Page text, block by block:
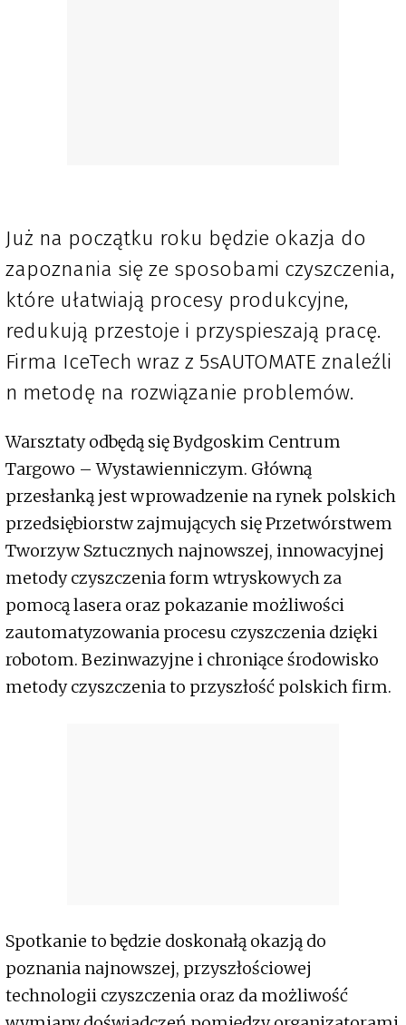
Już na początku roku będzie okazja do
zapoznania się ze sposobami czyszczenia,
które ułatwiają procesy produkcyjne,
redukują przestoje i przyspieszają pracę.
Firma IceTech wraz z 5sAUTOMATE znaleźli
n metodę na rozwiązanie problemów.
Warsztaty odbędą się Bydgoskim Centrum
Targowo – Wystawienniczym. Główną
przesłanką jest wprowadzenie na rynek polskich
przedsiębiorstw zajmujących się Przetwórstwem
Tworzyw Sztucznych najnowszej, innowacyjnej
metody czyszczenia form wtryskowych za
pomocą lasera oraz pokazanie możliwości
zautomatyzowania procesu czyszczenia dzięki
robotom. Bezinwazyjne i chroniące środowisko
metody czyszczenia to przyszłość polskich firm.
Spotkanie to będzie doskonałą okazją do
poznania najnowszej, przyszłościowej
technologii czyszczenia oraz da możliwość